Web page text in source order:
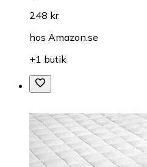
248 kr
hos Amazon.se
+1 butik